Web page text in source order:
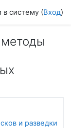
систему (Вход)
методы
и разведки